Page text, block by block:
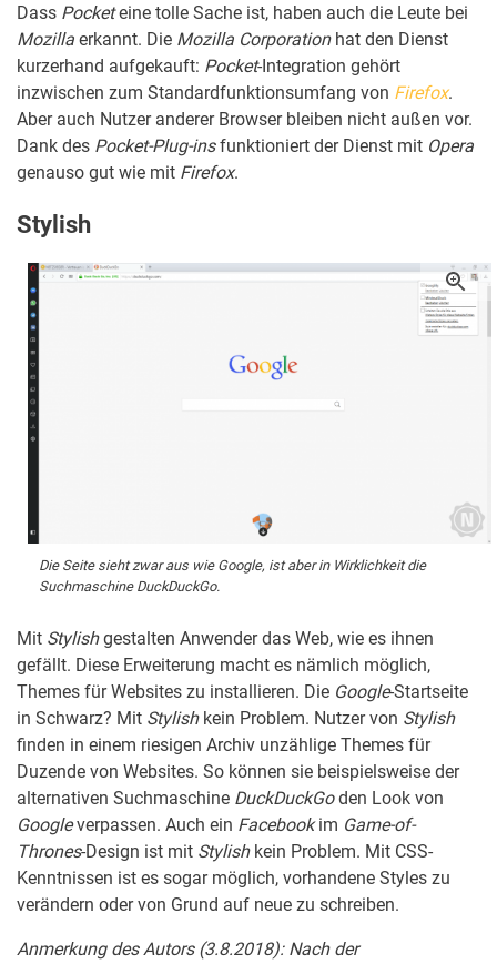
Dass Pocketeine tolle Sache ist, haben auch die Leute bei
Mozilla erkannt. Die Mozilla Corporationhat den Dienst
kurzerhand aufgekauft: Pocket-Integration gehört
inzwischen zum Standardfunktionsumfang von Firefox.
Aber auch Nutzer anderer Browser bleiben nicht außen vor.
Dank des Pocket-Plug-insfunktioniert der Dienst mit Opera
genauso gut wie mit Firefox.
Stylish
Die Seite sieht zwar aus wie Google, ist aber in Wirklichkeit die
Suchmaschine DuckDuckGo.
Mit Stylishgestalten Anwender das Web, wie es ihnen
gefällt. Diese Erweiterung macht es nämlich möglich,
Themes für Websites zu installieren. Die Google-Startseite
in Schwarz? Mit Stylishkein Problem. Nutzer von Stylish
finden in einem riesigen Archiv unzählige Themes für
Duzende von Websites. So können sie beispielsweise der
alternativen Suchmaschine DuckDuckGoden Look von
Googleverpassen. Auch ein Facebookim Game-of-
Thrones-Design ist mit Stylishkein Problem. Mit CSS-
Kenntnissen ist es sogar möglich, vorhandene Styles zu
verändern oder von Grund auf neue zu schreiben.
Anmerkung des Autors (3.8.2018): Nach der